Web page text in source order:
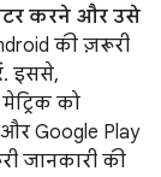
करने और उसे
की ज़रूरी
इससे,
को
Google Play
जानकारी की